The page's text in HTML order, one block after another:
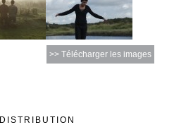
>> Télécharger les images
DISTRIBUTION